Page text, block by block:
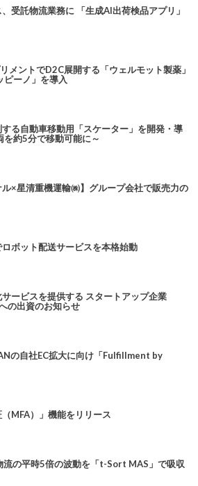
受託物流業務に 「生成AI出荷検品アプリ」
メントでD2C展開する「ウェルモット製薬」
ピーノ」を導入
る自動車移動用「スケーター」を開発・導
を約5分で移動可能に～
ル×星清重機運輸㈱】グループ会社で販売力の
ボット配送サービスを本格始動
ービスを提供する スタートアップ企業
の出資のお知らせ
の自社EC拡大に向け「Fulfillment by
MFA）」機能をリリース
流の平時5倍の波動を「t-Sort MAS」で吸収